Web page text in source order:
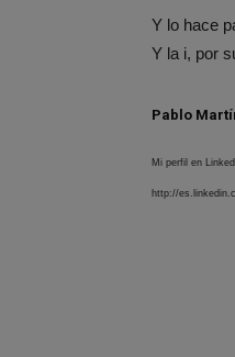
Y lo hace
Y la i, por
Pablo
Mi perfil en
http://